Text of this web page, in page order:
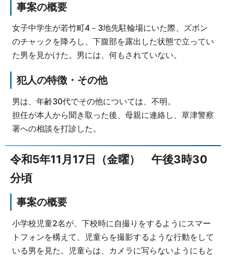
事案の概要
女子中学生が若竹町4－3地先駐輪場にいた際、ズボン
のチャックを降ろし、下腹部を露出した状態で立ってい
た男を見かけた。男には、何もされていない。
犯人の特徴・その他
男は、年齢30代でその他については、不明。
担任が本人から聞き取った後、母親に連絡し、草津警察
署への相談を打診した。
令和5年11月17日（金曜） 午後3時30
分頃
事案の概要
小学校児童2名が、下校時に自撮りをするようにスマー
トフォンを構えて、児童らを撮影するような行動をして
いる男を見た。児童らは、カメラに写らないようにもと